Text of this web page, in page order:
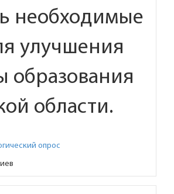
необходимые
улучшения
образования
области.
опрос